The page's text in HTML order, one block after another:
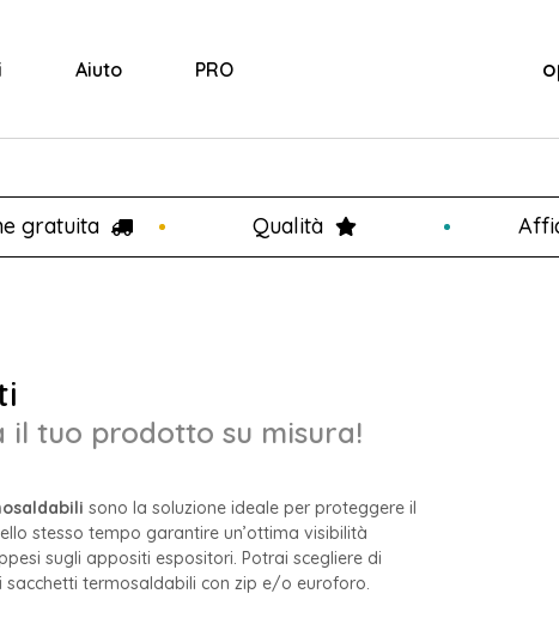
Aiuto PRO
gratuita Qualità
il tuo prodotto su misura!
sono la soluzione ideale per proteggere il
stesso tempo garantire un’ottima visibilità
sugli appositi espositori. Potrai scegliere di
sacchetti termosaldabili con zip e/o euroforo.